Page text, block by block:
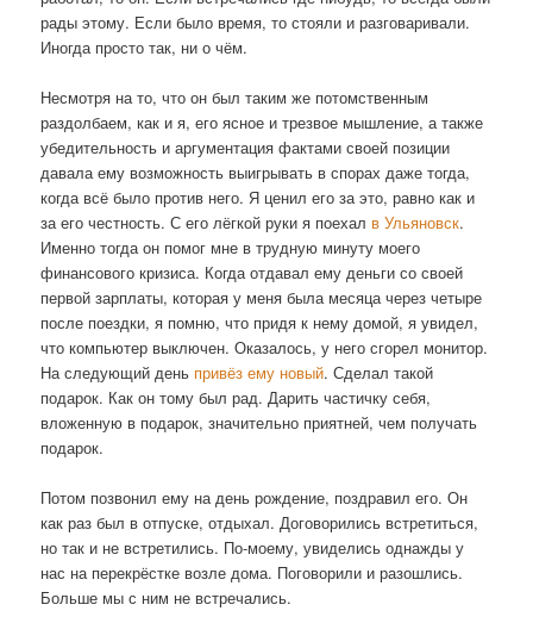
рады этому. Если было время, то стояли и разговаривали.
Иногда просто так, ни о чём.
Несмотря на то, что он был таким же потомственным
раздолбаем, как и я, его ясное и трезвое мышление, а также
убедительность и аргументация фактами своей позиции
давала ему возможность выигрывать в спорах даже тогда,
когда всё было против него. Я ценил его за это, равно как и
за его честность. С его лёгкой руки я поехал в Ульяновск.
Именно тогда он помог мне в трудную минуту моего
финансового кризиса. Когда отдавал ему деньги со своей
первой зарплаты, которая у меня была месяца через четыре
после поездки, я помню, что придя к нему домой, я увидел,
что компьютер выключен. Оказалось, у него сгорел монитор.
На следующий день привёз ему новый. Сделал такой
подарок. Как он тому был рад. Дарить частичку себя,
вложенную в подарок, значительно приятней, чем получать
подарок.
Потом позвонил ему на день рождение, поздравил его. Он
как раз был в отпуске, отдыхал. Договорились встретиться,
но так и не встретились. По-моему, увиделись однажды у
нас на перекрёстке возле дома. Поговорили и разошлись.
Больше мы с ним не встречались.